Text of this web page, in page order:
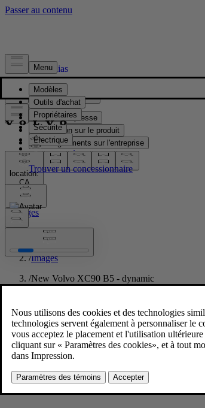
Presse & Médias
Matériel de presse
Information sur le produit
Renseignements sur l'entreprise
Contacts médias
location:
CA
Images
Accueil
/Images
/New Volvo XC90 B5 - dynamic